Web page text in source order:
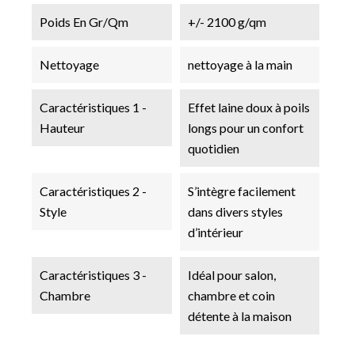
Poids En Gr/qm +/- 2100 g/qm
Nettoyage nettoyage à la main
Caractéristiques 1 -
Hauteur
Effet laine doux à poils
longs pour un confort
quotidien
Caractéristiques 2 -
Style
S’intègre facilement
dans divers styles
d’intérieur
Caractéristiques 3 -
Chambre
Idéal pour salon,
chambre et coin
détente à la maison